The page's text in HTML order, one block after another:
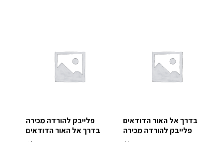
בדרך אל האור הדודאים
פלייבק להורדה מכירה
פלייבק להורדה מכירה
בדרך אל האור הדודאים